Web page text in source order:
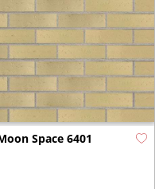
Space 6401